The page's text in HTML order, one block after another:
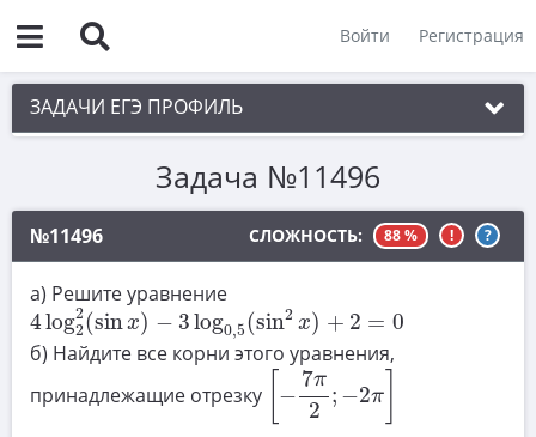
Войти Регистрация
ЗАДАЧИ ЕГЭ ПРОФИЛЬ
1. Планиметрия
2. Векторы
3. Стереометрия
4. Классическое определение вероятности
5. Теория вероятностей
6. Уравнения
Задача №11496
№11496 СЛОЖНОСТЬ: 88 % ! ?
а) Решите уравнение
4log2
2(sinx) − 3log0,5(sin2 x) + 2 = 0
4log22(sinx)−3log0 ( sin2 ) =0
б) Найдите все корни этого уравнения,
принадлежащие отрезку
−
7π
2
; −2π
[−7π2;−2π]